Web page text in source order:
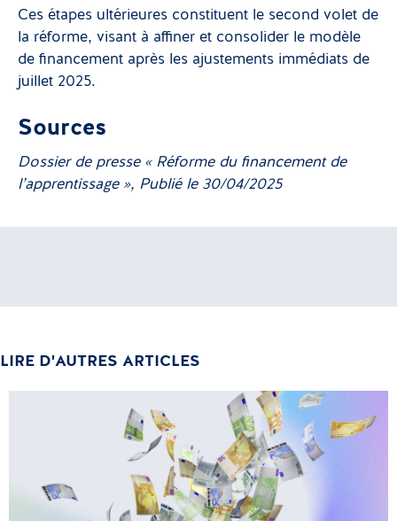
Ces étapes ultérieures constituent le second volet de
la réforme, visant à affiner et consolider le modèle
de financement après les ajustements immédiats de
juillet 2025.
Sources
Dossier de presse « Réforme du financement de
l’apprentissage », Publié le 30/04/2025
LIRE D'AUTRES ARTICLES